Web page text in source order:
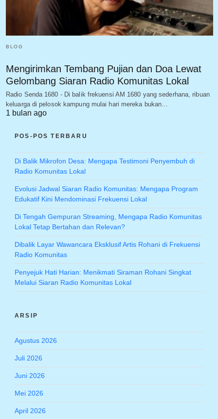
BLOG
Mengirimkan Tembang Pujian dan Doa Lewat
Gelombang Siaran Radio Komunitas Lokal
Radio Senda 1680 - Di balik frekuensi AM 1680 yang sederhana, ribuan
keluarga di pelosok kampung mulai hari mereka bukan…
1 bulan ago
POS-POS TERBARU
Di Balik Mikrofon Desa: Mengapa Testimoni Penyembuh di
Radio Komunitas Lokal
Evolusi Jadwal Siaran Radio Komunitas: Mengapa Program
Edukatif Kini Mendominasi Frekuensi Lokal
Di Tengah Gempuran Streaming, Mengapa Radio Komunitas
Lokal Tetap Bertahan dan Relevan?
Dibalik Layar Wawancara Eksklusif Artis Rohani di Frekuensi
Radio Komunitas
Penyejuk Hati Harian: Menikmati Siraman Rohani Singkat
Melalui Siaran Radio Komunitas Lokal
ARSIP
Agustus 2026
Juli 2026
Juni 2026
Mei 2026
April 2026